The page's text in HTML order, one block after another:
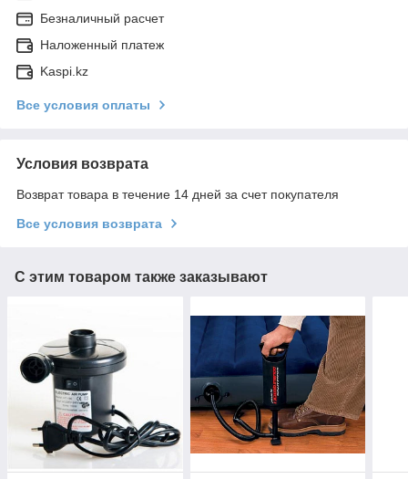
Безналичный расчет
Наложенный платеж
Kaspi.kz
Все условия оплаты
Условия возврата
Возврат товара в течение 14 дней за счет покупателя
Все условия возврата
С этим товаром также заказывают